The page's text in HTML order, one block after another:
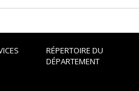
RÉPERTOIRE DU
DÉPARTEMENT